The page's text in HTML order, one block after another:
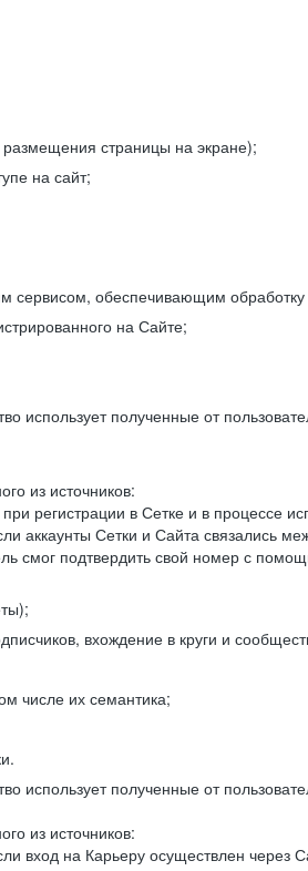
страницы на экране);
на сайт;
обеспечивающим обработку
на Сайте;
полученные от
из источников:
регистрации в Сетке и в процессе
аккаунты Сетки и Сайта связались
смог подтвердить свой номер с
вхождение в круги и
числе их семантика;
полученные от
из источников:
вход на Карьеру осуществлен через